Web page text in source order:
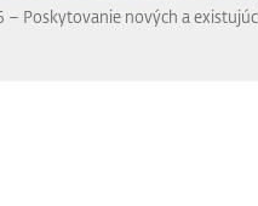
Poskytovanie nových a